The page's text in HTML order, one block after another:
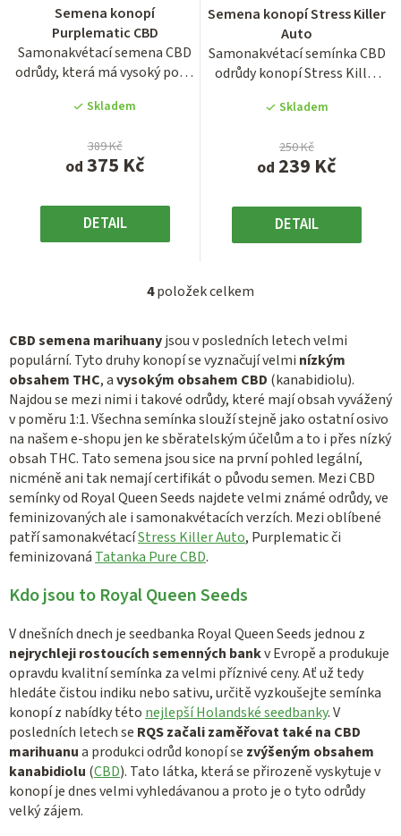
Semena konopí
Purplematic CBD
Samonakvétací semena CBD
odrůdy, která má vysoký podíl
Skladem
od 375 Kč
389 Kč
DETAIL
produktu
je
3,9
z
hvězdiček.
Semena konopí Stress Killer
Auto
Samonakvétací semínka CBD
odrůdy konopí Stress Killer
Skladem
od 239 Kč
250 Kč
DETAIL
produktu
je
3,8
z
hvězdiček.
O
l
á
d
a
c
í
p
r
v
k
y
ý
p
i
s
u
4položek celkem
CBD semena marihuanyjsou v posledních letech velmi
populární. Tyto druhy konopí se vyznačují velmi nízkým
obsahem THC, avysokým obsahem CBD (kanabidiolu).
Najdou se mezi nimi i takové odrůdy, které mají obsah vyvážený
v poměru 1:1. Všechna semínka slouží stejně jako ostatní osivo
na našem e-shopu jen ke sběratelským účelům a to i přes nízký
obsah THC. Tato semena jsou sice na první pohled legální,
nicméně ani tak nemají certifikát o původu semen. Mezi CBD
semínky od Royal Queen Seeds najdete velmi známé odrůdy, ve
feminizovaných ale i samonakvétacích verzích. Mezi oblíbené
patří samonakvétacíStress Killer Auto, Purplematic či
feminizovaná Tatanka Pure CBD.
Kdo jsou to Royal Queen Seeds
V dnešních dnech je seedbanka Royal Queen Seeds jednou z
nejrychleji rostoucích semenných bankv Evropě a produkuje
opravdu kvalitní semínka za velmi příznivé ceny. Ať už tedy
hledáte čistou indiku nebo sativu, určitě vyzkoušejte semínka
konopí z nabídky této nejlepší Holandské seedbanky. V
posledních letech se RQS začali zaměřovat také na CBD
marihuanua produkci odrůd konopí se zvýšeným obsahem
kanabidiolu (CBD). Tato látka, která se přirozeně vyskytuje v
konopí je dnes velmi vyhledávanou a proto je o tyto odrůdy
velký zájem.